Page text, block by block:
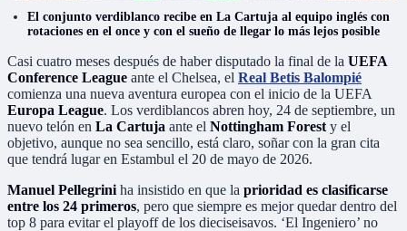
El conjunto verdiblanco recibe en La Cartuja al equipo inglés con
rotaciones en el once y con el sueño de llegar lo más lejos posible
Casi cuatro meses después de haber disputado la final de la UEFA
Conference League ante el Chelsea, el Real Betis Balompié
comienza una nueva aventura europea con el inicio de la UEFA
Europa League. Los verdiblancos abren hoy, 24 de septiembre, un
nuevo telón en La Cartuja ante el Nottingham Forest y el
objetivo, aunque no sea sencillo, está claro, soñar con la gran cita
que tendrá lugar en Estambul el 20 de mayo de 2026.
Manuel Pellegrini ha insistido en que la prioridad es clasificarse
entre los 24 primeros, pero que siempre es mejor quedar dentro del
top 8 para evitar el playoff de los dieciseisavos. ‘El Ingeniero’ no